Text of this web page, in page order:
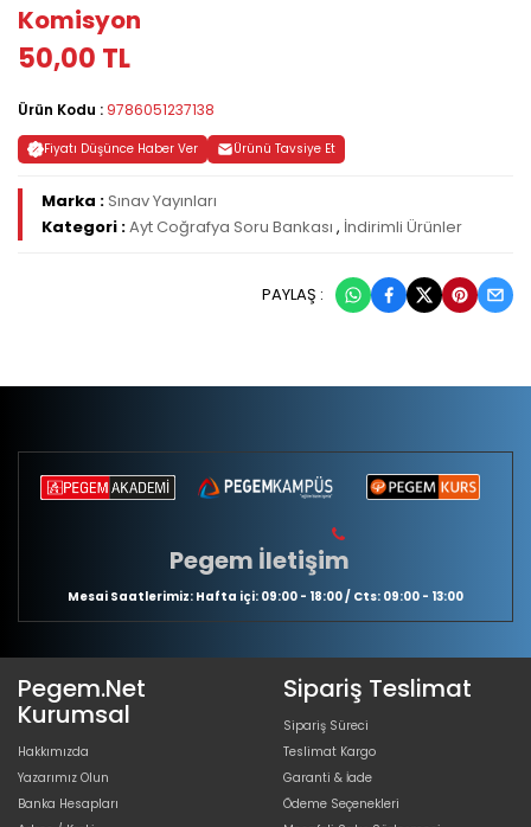
Komisyon
50,00 TL
Ürün Kodu : 9786051237138
Fiyatı Düşünce Haber Ver Ürünü Tavsiye Et
Marka :Sınav Yayınları
Kategori :Ayt Coğrafya Soru Bankası , İndirimli Ürünler
PAYLAŞ :
Pegem İletişim
Mesai Saatlerimiz: Hafta içi: 09:00 - 18:00 / Cts: 09:00 - 13:00
Pegem.Net
Kurumsal
Hakkımızda
Yazarımız Olun
Banka Hesapları
Sipariş Teslimat
Sipariş Süreci
Teslimat Kargo
Garanti & İade
Ödeme Seçenekleri